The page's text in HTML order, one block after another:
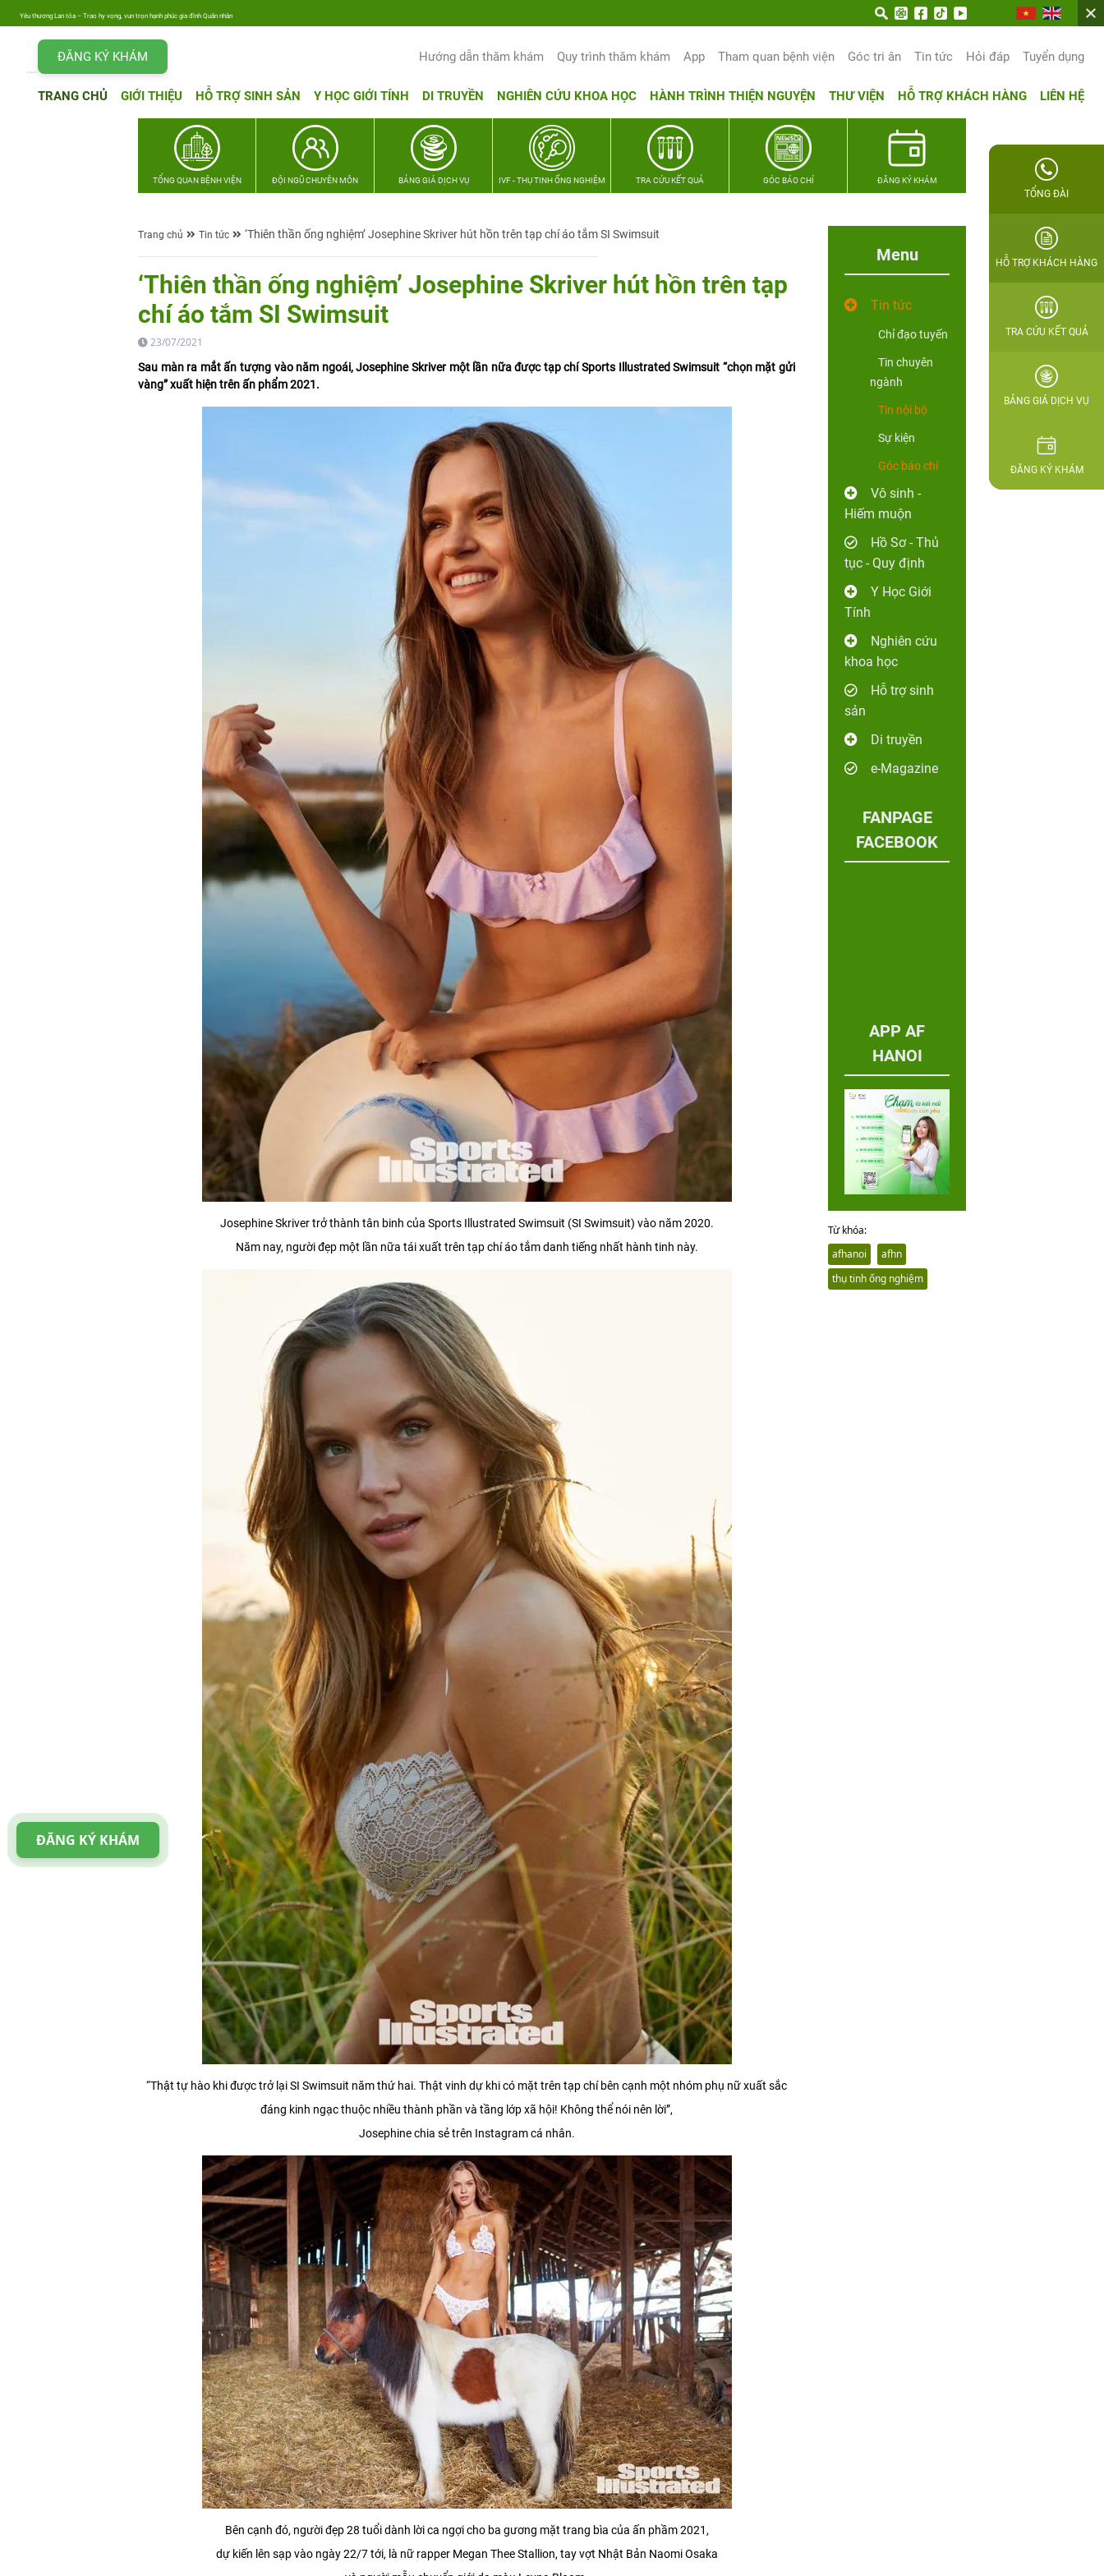
Yêu thương Lan tỏa – Trao hy vọng, vun trọn hạnh phúc gia đình Quân nhân
ĐĂNG KÝ KHÁM Hướng dẫn thăm khám Quy trình thăm khám App Tham quan bệnh viện Góc tri ân Tin tức Hỏi đáp Tuyển dụng
TRANG CHỦ GIỚI THIỆU HỖ TRỢ SINH SẢN Y HỌC GIỚI TÍNH DI TRUYỀN NGHIÊN CỨU KHOA HỌC HÀNH TRÌNH THIỆN NGUYỆN THƯ VIỆN HỖ TRỢ KHÁCH HÀNG LIÊN HỆ
TỔNG QUAN BỆNH VIỆN ĐỘI NGŨ CHUYÊN MÔN BẢNG GIÁ DỊCH VỤ IVF - THỤ TINH ỐNG NGHIỆM TRA CỨU KẾT QUẢ GÓC BÁO CHÍ ĐĂNG KÝ KHÁM
Trang chủ Tin tức ‘Thiên thần ống nghiệm’ Josephine Skriver hút hồn trên tạp chí áo tắm SI Swimsuit
‘Thiên thần ống nghiệm’ Josephine Skriver hút hồn trên tạp
chí áo tắm SI Swimsuit
23/07/2021
Sau màn ra mắt ấn tượng vào năm ngoái, Josephine Skriver một lần nữa được tạp chí Sports Illustrated Swimsuit “chọn mặt gửi
vàng” xuất hiện trên ấn phẩm 2021.
Josephine Skriver trở thành tân binh của Sports Illustrated Swimsuit (SI Swimsuit) vào năm 2020.
Năm nay, người đẹp một lần nữa tái xuất trên tạp chí áo tắm danh tiếng nhất hành tinh này.
“Thật tự hào khi được trở lại SI Swimsuit năm thứ hai. Thật vinh dự khi có mặt trên tạp chí bên cạnh một nhóm phụ nữ xuất sắc
đáng kinh ngạc thuộc nhiều thành phần và tầng lớp xã hội! Không thể nói nên lời”,
Josephine chia sẻ trên Instagram cá nhân.
Bên cạnh đó, người đẹp 28 tuổi dành lời ca ngợi cho ba gương mặt trang bìa của ấn phầm 2021,
dự kiến lên sạp vào ngày 22/7 tới, là nữ rapper Megan Thee Stallion, tay vợt Nhật Bản Naomi Osaka
Menu
Tin tức
Chỉ đạo tuyến
Tin chuyên
ngành
Tin nội bộ
Sự kiện
Góc báo chí
Vô sinh -
Hiếm muộn
Hồ Sơ - Thủ
tục - Quy định
Y Học Giới
Tính
Nghiên cứu
khoa học
Hỗ trợ sinh
sản
Di truyền
e-Magazine
FANPAGE
FACEBOOK
APP AF
HANOI
Từ khóa:
afhanoi
afhn
thụ tinh ống nghiệm
TỔNG ĐÀI
HỖ TRỢ KHÁCH HÀNG
TRA CỨU KẾT QUẢ
BẢNG GIÁ DỊCH VỤ
ĐĂNG KÝ KHÁM
ĐĂNG KÝ KHÁM